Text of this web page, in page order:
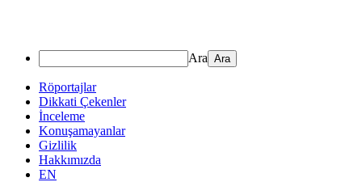
Ara
Röportajlar
Dikkati Çekenler
İnceleme
Konuşamayanlar
Gizlilik
Hakkımızda
EN